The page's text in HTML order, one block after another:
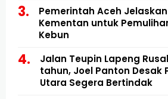
Pemerintah Aceh
Kementan untuk
Kebun
Jalan Teupin Lapeng
tahun, Joel Panton Desak
Utara Segera Bertindak